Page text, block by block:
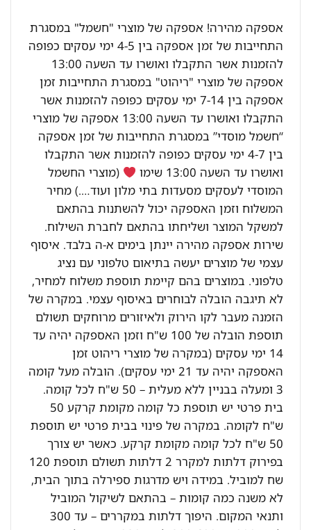
אספקה מהירה! אספקה של מוצרי "חשמל" במסגרת
התחייבות של זמן אספקה בין 4-5 ימי עסקים כפופה
להזמנות אשר התקבלו ואושרו עד השעה 13:00
אספקה של מוצרי "ריהוט" במסגרת התחייבות זמן
אספקה בין 7-14 ימי עסקים כפופה להזמנות אשר
התקבלו ואושרו עד השעה 13:00 אספקה של מוצרי
“חשמל מוסדי” במסגרת התחייבות של זמן אספקה
בין 4-7 ימי עסקים כפופה להזמנות אשר התקבלו
ואושרו עד השעה 13:00 שימו
(מוצרי החשמל
המוסדי לעסקים מסעדות בתי מלון ועוד….) מחיר
המשלוח וזמן האספקה יכול להשתנות בהתאם
למשקל המוצר ושליחתו בהתאם לחברת השילוח.
שירות אספקה מהירה יינתן בימים א-ה בלבד. איסוף
עצמי של מוצרים יעשה בתיאום טלפוני עם נציג
טלפוני. במוצרים בהם קיימת תוספת משלוח למחיר,
לא תיגבה הובלה לבוחרים באיסוף עצמי. במקרה של
הזמנה מעבר לקו הירוק ולאיזורים מרוחקים תשולם
תוספת הובלה של 100 ש"ח וזמן האספקה יהיה עד
14 ימי עסקים (במקרה של מוצרי ריהוט זמן
האספקה יהיה עד 21 ימי עסקים). הובלה מעל קומה
3 ומעלה בבניין ללא מעלית – 50 ש"ח לכל קומה.
בית פרטי יש תוספת כל קומה מקומת קרקע 50
ש"ח לקומה. במקרה של פינוי בבית פרטי יש תוספת
50 ש"ח לכל קומה מקומת קרקע. כאשר יש צורך
בפירוק דלתות למקרר 2 דלתות תשולם תוספת 120
שח למוביל. במידה ויש מדרגות ספירלה בתוך הבית,
לא משנה כמה קומות – בהתאם לשיקול המוביל
ותנאי המקום. היפוך דלתות במקררים – עד 300